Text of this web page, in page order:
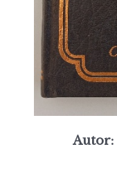
Autor: